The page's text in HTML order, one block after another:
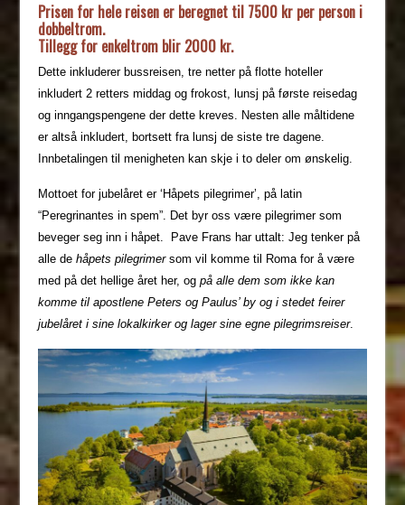
Prisen for hele reisen er beregnet til 7500 kr per person i
dobbeltrom.
Tillegg for enkeltrom blir 2000 kr.
Dette inkluderer bussreisen, tre netter på flotte hoteller
inkludert 2 retters middag og frokost, lunsj på første reisedag
og inngangspengene der dette kreves. Nesten alle måltidene
er altså inkludert, bortsett fra lunsj de siste tre dagene.
Innbetalingen til menigheten kan skje i to deler om ønskelig.
Mottoet for jubelåret er ‘Håpets pilegrimer’, på latin
“Peregrinantes in spem”. Det byr oss være pilegrimer som
beveger seg inn i håpet. Pave Frans har uttalt: Jeg tenker på
alle dehåpets pilegrimersom vil komme til Roma for å være
med på det hellige året her, ogpå alle dem som ikke kan
komme til apostlene Peters og Paulus’ by og i stedet feirer
jubelåret i sine lokalkirker og lager sine egne pilegrimsreiser.